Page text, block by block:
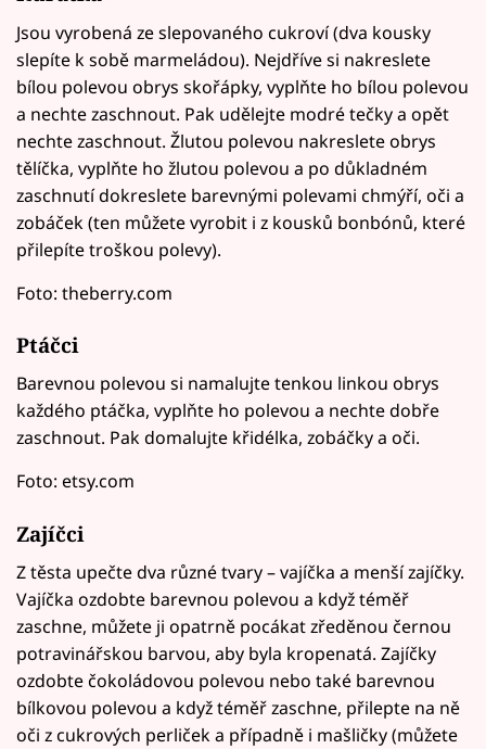
Jsou vyrobená ze slepovaného cukroví (dva kousky
slepíte k sobě marmeládou). Nejdříve si nakreslete
bílou polevou obrys skořápky, vyplňte ho bílou polevou
a nechte zaschnout. Pak udělejte modré tečky a opět
nechte zaschnout. Žlutou polevou nakreslete obrys
tělíčka, vyplňte ho žlutou polevou a po důkladném
zaschnutí dokreslete barevnými polevami chmýří, oči a
zobáček (ten můžete vyrobit i z kousků bonbónů, které
přilepíte troškou polevy).
Foto: theberry.com
Ptáčci
Barevnou polevou si namalujte tenkou linkou obrys
každého ptáčka, vyplňte ho polevou a nechte dobře
zaschnout. Pak domalujte křidélka, zobáčky a oči.
Foto: etsy.com
Zajíčci
Z těsta upečte dva různé tvary – vajíčka a menší zajíčky.
Vajíčka ozdobte barevnou polevou a když téměř
zaschne, můžete ji opatrně pocákat zředěnou černou
potravinářskou barvou, aby byla kropenatá. Zajíčky
ozdobte čokoládovou polevou nebo také barevnou
bílkovou polevou a když téměř zaschne, přilepte na ně
oči z cukrových perliček a případně i mašličky (můžete